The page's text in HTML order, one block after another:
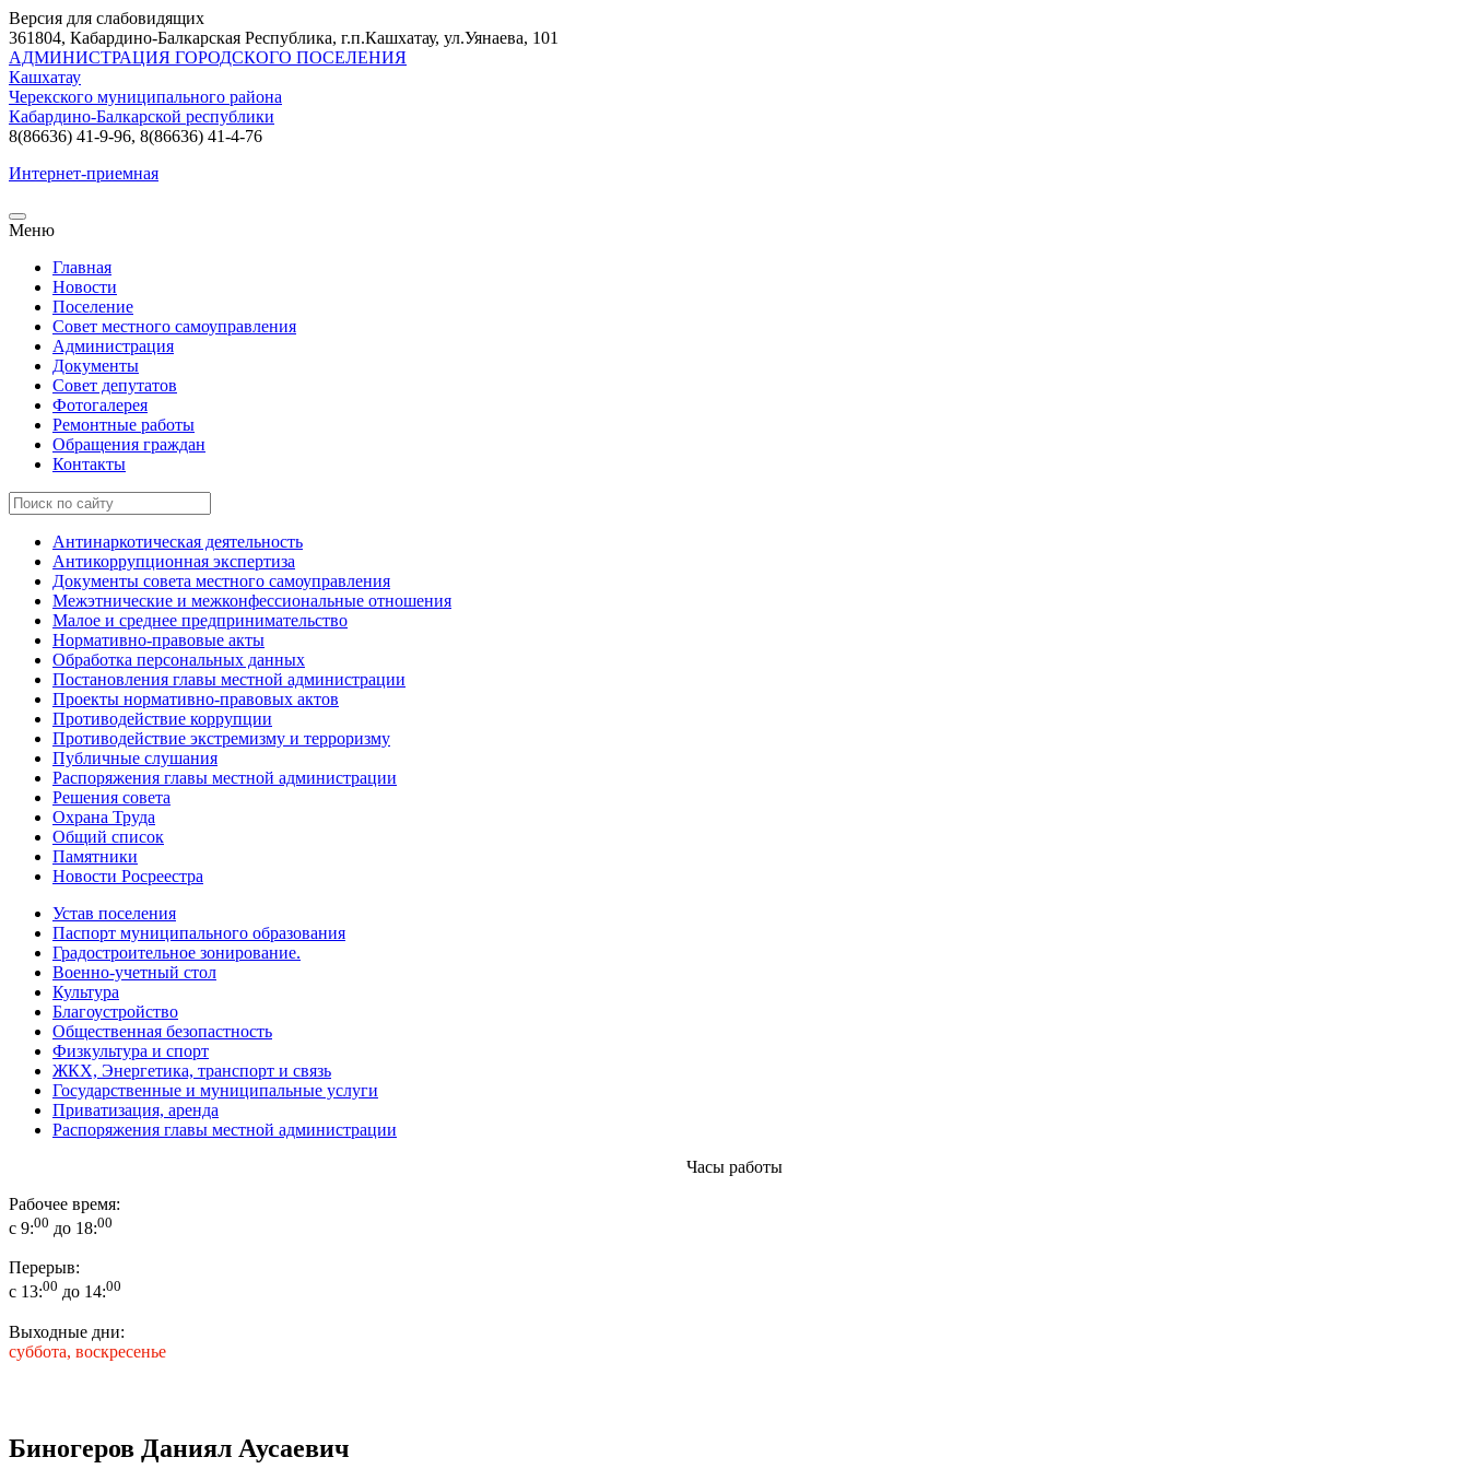
Версия для слабовидящих
361804, Кабардино-Балкарская Республика, г.п.Кашхатау, ул.Уянаева, 101
АДМИНИСТРАЦИЯ ГОРОДСКОГО ПОСЕЛЕНИЯ
Кашхатау
Черекского муниципального района
Кабардино-Балкарской республики
8(86636) 41-9-96, 8(86636) 41-4-76
Интернет-приемная
Меню
Главная
Новости
Поселение
Совет местного самоуправления
Администрация
Документы
Совет депутатов
Фотогалерея
Ремонтные работы
Обращения граждан
Контакты
Антинаркотическая деятельность
Антикоррупционная экспертиза
Документы совета местного самоуправления
Межэтнические и межконфессиональные отношения
Малое и среднее предпринимательство
Нормативно-правовые акты
Обработка персональных данных
Постановления главы местной администрации
Проекты нормативно-правовых актов
Противодействие коррупции
Противодействие экстремизму и терроризму
Публичные слушания
Распоряжения главы местной администрации
Решения совета
Охрана Труда
Общий список
Памятники
Новости Росреестра
Устав поселения
Паспорт муниципального образования
Градостроительное зонирование.
Военно-учетный стол
Культура
Благоустройство
Общественная безопастность
Физкультура и спорт
ЖКХ, Энергетика, транспорт и связь
Государственные и муниципальные услуги
Приватизация, аренда
Распоряжения главы местной администрации
Часы работы
Рабочее время:
с 9:00 до 18:00
Перерыв:
с 13:00 до 14:00
Выходные дни:
суббота, воскресенье
Биногеров Даниял Аусаевич